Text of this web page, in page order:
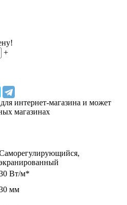
+
интернет-магазина и может
магазинах
Вт/м*
мм